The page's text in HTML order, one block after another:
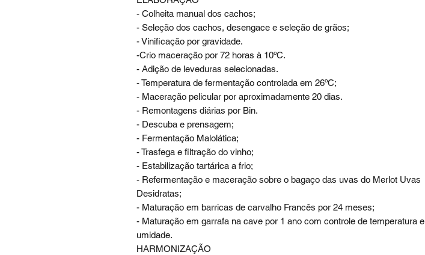
- Colheita manual dos cachos;
- Seleção dos cachos, desengace e seleção de grãos;
- Vinificação por gravidade.
-Crio maceração por 72 horas à 10ºC.
- Adição de leveduras selecionadas.
- Temperatura de fermentação controlada em 26ºC;
- Maceração pelicular por aproximadamente 20 dias.
- Remontagens diárias por Bin.
- Descuba e prensagem;
- Fermentação Malolática;
- Trasfega e filtração do vinho;
- Estabilização tartárica a frio;
- Refermentação e maceração sobre o bagaço das uvas do Merlot Uvas
Desidratas;
- Maturação em barricas de carvalho Francês por 24 meses;
- Maturação em garrafa na cave por 1 ano com controle de temperatura e
umidade.
HARMONIZAÇÃO